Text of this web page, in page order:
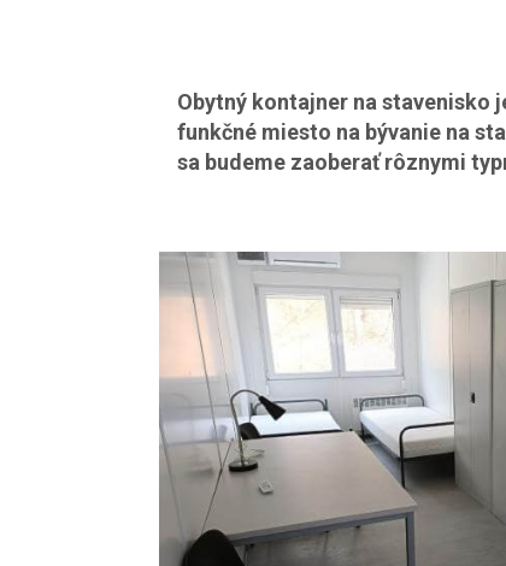
Obytný kontajner na stavenisko
funkčné miesto na bývanie na
sa budeme zaoberať rôznymi